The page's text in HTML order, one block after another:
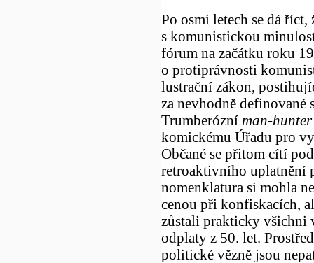
Po osmi letech se dá říct,
s komunistickou
fórum na začátku roku
o protiprávnosti
lustrační zákon,
za nevhodně
Trumberózní man-hunter
komickému Úřadu pro
Občané se přitom cítí
retroaktivního uplatnění
nomenklatura si mohla
cenou při konfiskacích,
zůstali prakticky
odplaty z 50. let.
politické vězně jsou